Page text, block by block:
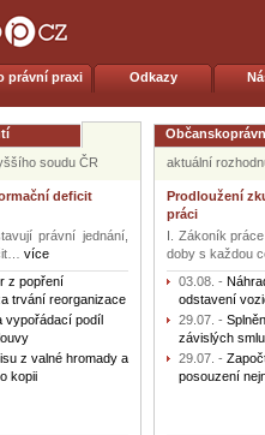
právní praxi Odkazy
soudu ČR
deficit
právní jednání,
více
z popření
trvání reorganizace
vypořádací podíl
z valné hromady a
kopii
aktuální
Prodloužení
práci
I. Zákoník
doby s každou
03.08. -
odstavení
29.07. -
závislých
29.07. -
posouzení